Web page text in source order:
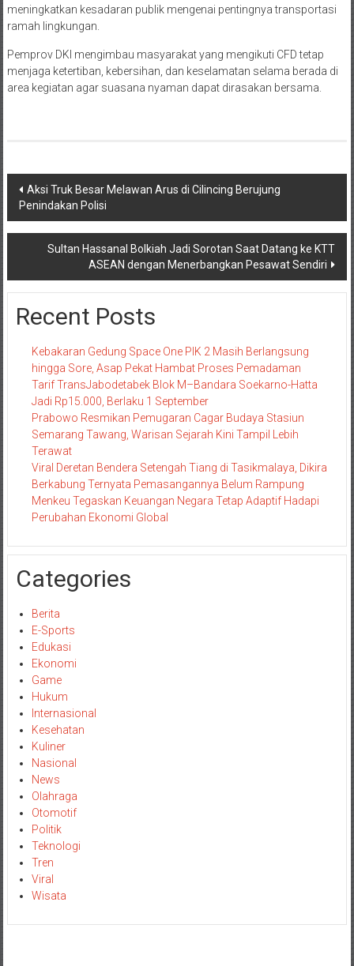
meningkatkan kesadaran publik mengenai pentingnya transportasi
ramah lingkungan.
Pemprov DKI mengimbau masyarakat yang mengikuti CFD tetap
menjaga ketertiban, kebersihan, dan keselamatan selama berada di
area kegiatan agar suasana nyaman dapat dirasakan bersama.
Navigasi
pos
Aksi Truk Besar Melawan Arus di Cilincing Berujung
Penindakan Polisi
Sultan Hassanal Bolkiah Jadi Sorotan Saat Datang ke KTT
ASEAN dengan Menerbangkan Pesawat Sendiri
Recent Posts
Kebakaran Gedung Space One PIK 2 Masih Berlangsung
hingga Sore, Asap Pekat Hambat Proses Pemadaman
Tarif TransJabodetabek Blok M–Bandara Soekarno-Hatta
Jadi Rp15.000, Berlaku 1 September
Prabowo Resmikan Pemugaran Cagar Budaya Stasiun
Semarang Tawang, Warisan Sejarah Kini Tampil Lebih
Terawat
Viral Deretan Bendera Setengah Tiang di Tasikmalaya, Dikira
Berkabung Ternyata Pemasangannya Belum Rampung
Menkeu Tegaskan Keuangan Negara Tetap Adaptif Hadapi
Perubahan Ekonomi Global
Categories
Berita
E-Sports
Edukasi
Ekonomi
Game
Hukum
Internasional
Kesehatan
Kuliner
Nasional
News
Olahraga
Otomotif
Politik
Teknologi
Tren
Viral
Wisata